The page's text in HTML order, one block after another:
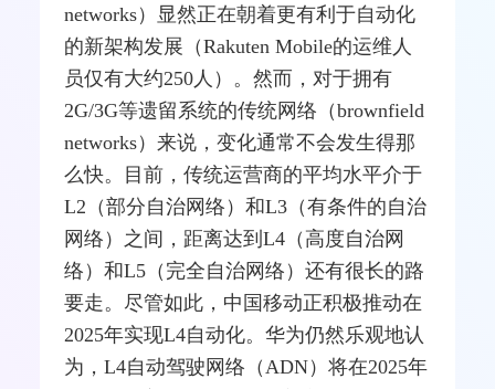
networks）显然正在朝着更有利于自动化
的新架构发展（Rakuten Mobile的运维人
员仅有大约250人）。然而，对于拥有
2G/3G等遗留系统的传统网络（brownfield
networks）来说，变化通常不会发生得那
么快。目前，传统运营商的平均水平介于
L2（部分自治网络）和L3（有条件的自治
网络）之间，距离达到L4（高度自治网
络）和L5（完全自治网络）还有很长的路
要走。尽管如此， 中国移动正积极推动在
2025年实现L4自动化。华为仍然乐观地认
为，L4自动驾驶网络（ADN）将在2025年